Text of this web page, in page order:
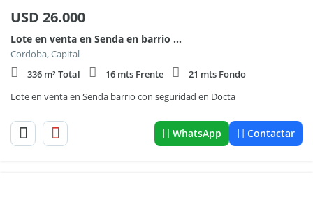
USD 26.000
Lote en venta en Senda en barrio con seguridad Docta
Cordoba, Capital
336 m² Total
16 mts Frente
21 mts Fondo
Lote en venta en Senda barrio con seguridad en Docta
WhatsApp Contactar